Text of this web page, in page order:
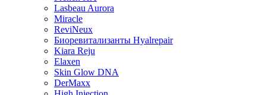
Lasbeau Aurora
Miracle
ReviNeux
Биоревитализанты Hyalrepair
Kiara Reju
Elaxen
Skin Glow DNA
DerMaxx